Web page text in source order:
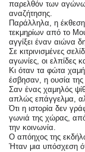
παρελθόν των
αναζήτησης.
Παράλληλα, η έκθεση
τεκμηρίων από το
αγγίξει έναν αιώνα
Σε κιτρινισμένες
αγωνίες, οι ελπίδες
Κι όταν τα φώτα
έσβησαν, η ουσία της
Σαν ένας χαμηλός
απλώς επάγγελμα,
Ότι η ιστορία δεν
γωνιά της χώρας,
την κοινωνία.
Ο απόηχος της
Ήταν μια υπόσχεση